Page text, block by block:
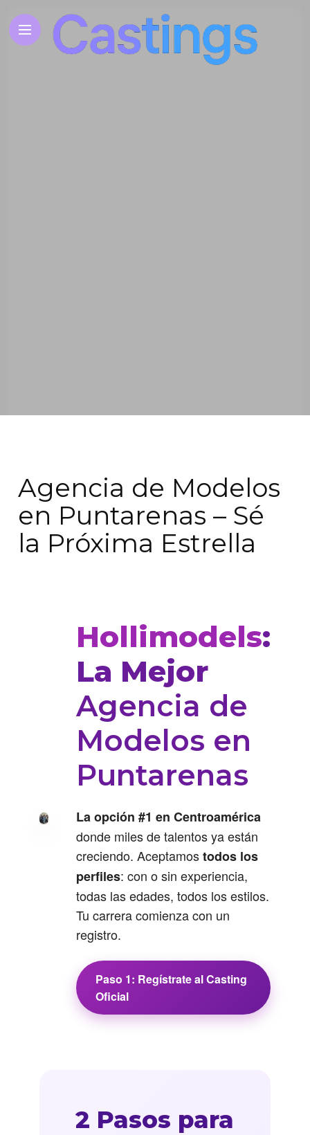
Agencia de Modelos
en Puntarenas – Sé
la Próxima Estrella
Hollimodels:
La Mejor
Agencia de
Modelos en
Puntarenas
La opción #1 en Centroamérica
donde miles de talentos ya están
creciendo. Aceptamostodos los
perfiles: con o sin experiencia,
todas las edades, todos los estilos.
Tu carrera comienza con un
registro.
Paso 1: Regístrate al Casting
Oficial
2 Pasos para